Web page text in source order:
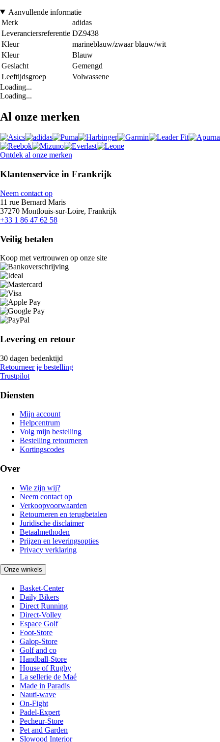
Aanvullende informatie
Merk
adidas
Leveranciersreferentie DZ9438
Kleur
marineblauw/zwaar blauw/wit
Kleur
Blauw
Geslacht
Gemengd
Leeftijdsgroep
Volwassene
Loading...
Loading...
Al onze merken
Ontdek al onze merken
Klantenservice in Frankrijk
Neem contact op
11 rue Bernard Maris
37270 Montlouis-sur-Loire, Frankrijk
+33 1 86 47 62 58
Veilig betalen
Koop met vertrouwen op onze site
Levering en retour
30 dagen bedenktijd
Retourneer je bestelling
Trustpilot
Diensten
Mijn account
Helpcentrum
Volg mijn bestelling
Bestelling retourneren
Kortingscodes
Over
Wie zijn wij?
Neem contact op
Verkoopvoorwaarden
Retourneren en terugbetalen
Juridische disclaimer
Betaalmethoden
Prijzen en leveringsopties
Privacy verklaring
Onze winkels
Basket-Center
Daily Bikers
Direct Running
Direct-Volley
Espace Golf
Foot-Store
Galop-Store
Golf and co
Handball-Store
House of Rugby
La sellerie de Maé
Made in Paradis
Nauti-wave
On-Fight
Padel-Expert
Pecheur-Store
Pet and Garden
Slowood Interior